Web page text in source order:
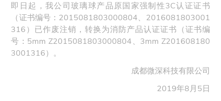
即日起，我公司玻璃球产品原国家强制性3C认证证书
（证书编号：2015081803000804、2016081803001
316）已作废注销，转换为消防产品认证证书（证书编
号：5mm Z2015081803000804、3mm Z201608180
3001316）。
成都微深科技有限公司
2019年8月5日